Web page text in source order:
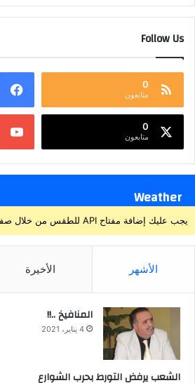
Follow Us
0
متابعون
0
متابعون
Weather
يجب عليك إضافة مفتاح API للطقس من خلال صفحة إعدادات القالب > الدمج.
الأشهر الأخيرة
المنافيخ ..!!
4 يناير، 2021
الشعب يرفض التورط بحرب الشوارع